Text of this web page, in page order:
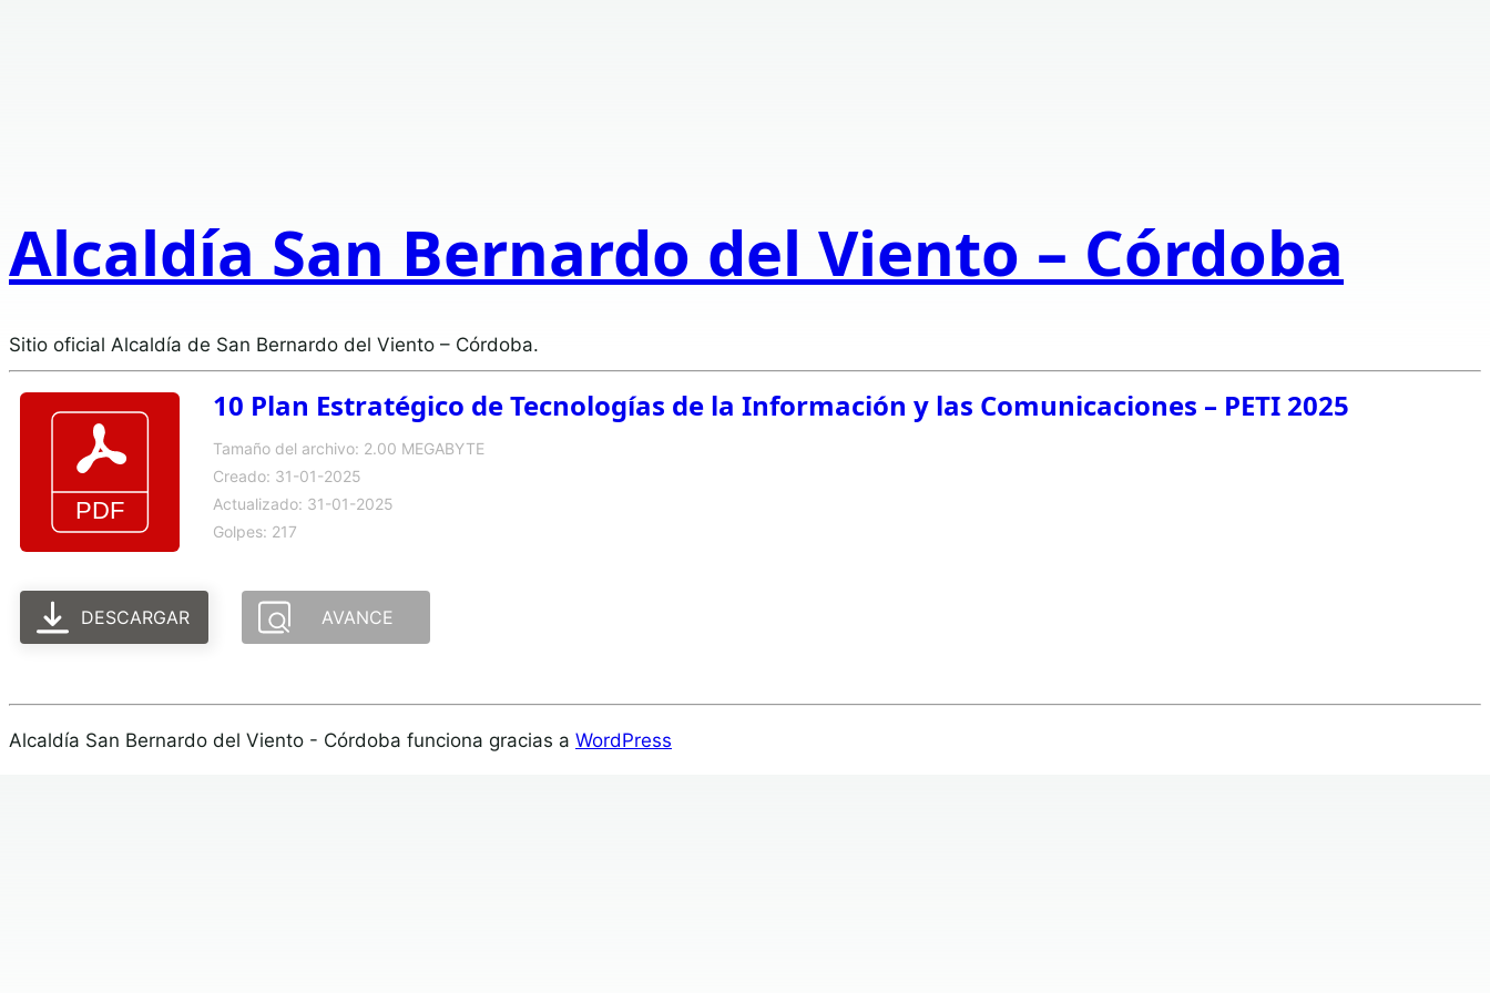
Alcaldía San Bernardo del Viento – Córdoba
Sitio oficial Alcaldía de San Bernardo del Viento – Córdoba.
10 Plan Estratégico de Tecnologías de la Información y las Comunicaciones – PETI 2025
Tamaño del archivo: 2.00 MEGABYTE
Creado: 31-01-2025
Actualizado: 31-01-2025
Golpes: 217
DESCARGAR AVANCE
Alcaldía San Bernardo del Viento - Córdoba funciona gracias a WordPress